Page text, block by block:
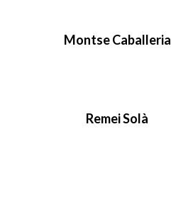
Montse Caballeria
Remei Solà